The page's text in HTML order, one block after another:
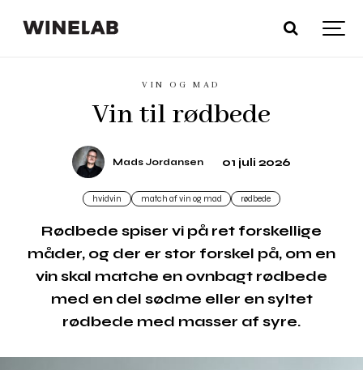
VIN OG MAD
Vin til rødbede
Mads Jordansen 01 juli 2026
hvidvin match af vin og mad rødbede
Rødbede spiser vi på ret forskellige
måder, og der er stor forskel på, om en
vin skal matche en ovnbagt rødbede
med en del sødme eller en syltet
rødbede med masser af syre.